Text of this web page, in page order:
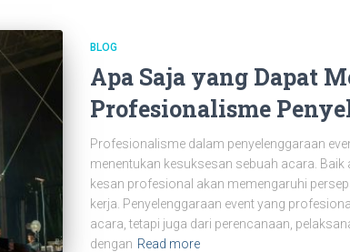
BLOG
Apa Saja yang Dapat
Profesionalisme
Profesionalisme dalam penyelenggaraan
menentukan kesuksesan sebuah acara.
kesan profesional akan memengaruhi
kerja. Penyelenggaraan event yang
acara, tetapi juga dari perencanaan,
dengan Read more